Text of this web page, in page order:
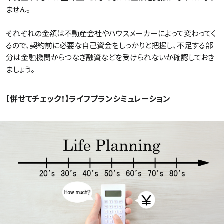
ません。
それぞれの金額は不動産会社やハウスメーカーによって変わってく
るので、契約前に必要な自己資金をしっかりと把握し、不足する部
分は金融機関からつなぎ融資などを受けられないか確認しておき
ましょう。
【併せてチェック！】ライフプランシミュレーション